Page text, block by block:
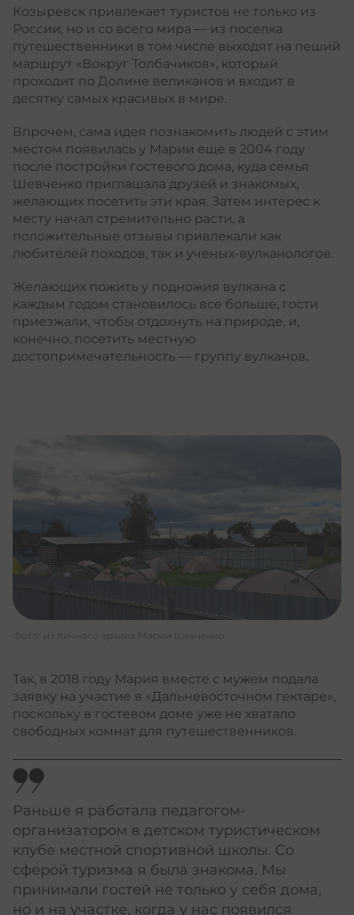
Козыревск привлекает туристов не только из
России, но и со всего мира –– из поселка
путешественники в том числе выходят на пеший
маршрут «Вокруг Толбачиков», который
проходит по Долине великанов и входит в
десятку самых красивых в мире.
Впрочем, сама идея познакомить людей с этим
местом появилась у Марии еще в 2004 году
после постройки гостевого дома, куда семья
Шевченко приглашала друзей и знакомых,
желающих посетить эти края. Затем интерес к
месту начал стремительно расти, а
положительные отзывы привлекали как
любителей походов, так и ученых-вулканологов.
Желающих пожить у подножия вулкана с
каждым годом становилось все больше, гости
приезжали, чтобы отдохнуть на природе, и,
конечно, посетить местную
достопримечательность –– группу вулканов.
Фото: из личного архива Марии Шевченко
Так, в 2018 году Мария вместе с мужем подала
заявку на участие в «Дальневосточном гектаре»,
поскольку в гостевом доме уже не хватало
свободных комнат для путешественников.
Раньше я работала педагогом-
организатором в детском туристическом
клубе местной спортивной школы. Со
сферой туризма я была знакома. Мы
принимали гостей не только у себя дома,
но и на участке, когда у нас появился